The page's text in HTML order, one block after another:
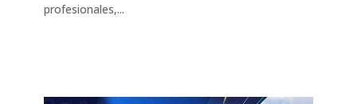
profesionales,...